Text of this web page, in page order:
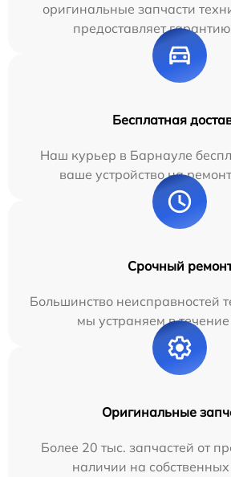
оригинальные запчасти
предоставляет
Бесплатная
Наш курьер в Барнауле
ваше устройство на
Срочный
Большинство неисправностей
мы устраняем в
Оригинальные
Более 20 тыс. запчастей от
наличии на